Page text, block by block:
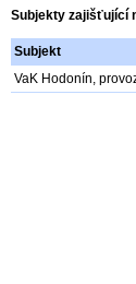
Subjekty zajišťující
Subjekt
VaK Hodonín,